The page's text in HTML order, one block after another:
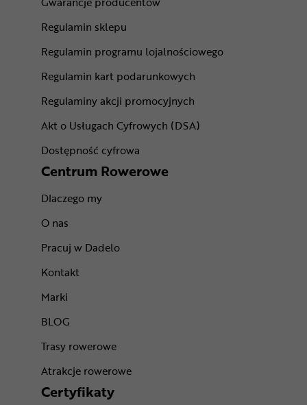
Regulamin sklepu
Regulamin programu lojalnościowego
Regulamin kart podarunkowych
Regulaminy akcji promocyjnych
Akt o Usługach Cyfrowych (DSA)
Dostępność cyfrowa
Centrum Rowerowe
Dlaczego my
O nas
Pracuj w Dadelo
Kontakt
Marki
BLOG
Trasy rowerowe
Atrakcje rowerowe
Certyfikaty